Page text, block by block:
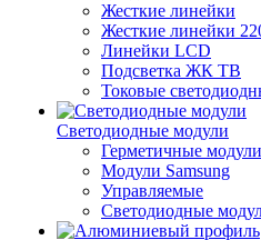
Жесткие линейки
Жесткие линейки
Линейки LCD
Подсветка ЖК ТВ
Токовые
Светодиодные модули
Герметичные модули
Модули Samsung
Управляемые
Светодиодные